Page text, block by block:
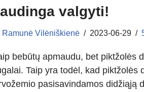
valgyti!
Ramunė Vilėniškienė 2023-06-29
bebūtų apmaudu, bet piktžolės
Taip yra todėl, kad piktžolės
pasisavindamos didžiąją